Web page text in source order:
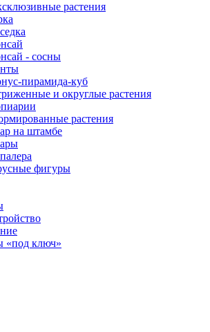
растения
- сосны
пирамида-куб
и округлые растения
растения
на штамбе
фигуры
«под ключ»